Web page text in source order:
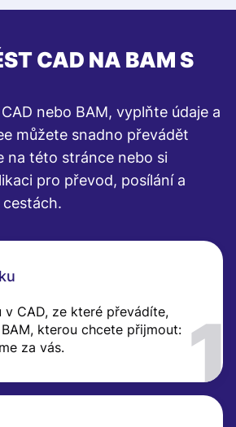
CAD NA BAM S
nebo BAM, vyplňte údaje a
můžete snadno převádět
na této stránce nebo si
pro převod, posílání a
v CAD, ze které převádíte,
kterou chcete přijmout:
za vás.